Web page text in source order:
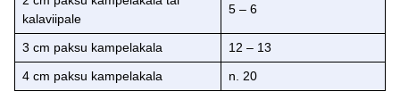
kalaviipale
5 – 6
3 cm paksu kampelakala 12 – 13
4 cm paksu kampelakala n. 20